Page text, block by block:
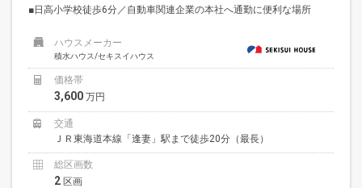
■日高小学校徒歩6分／自動車関連企業の本社へ通勤に便利な場所
ハウスメーカー
積水ハウス/セキスイハウス
価格帯
3,600 万円
交通
ＪＲ東海道本線「逢妻」駅まで徒歩20分（最長）
総区画数
2 区画